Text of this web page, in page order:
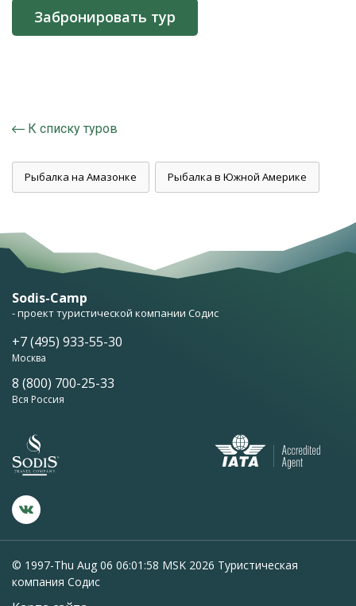
Забронировать тур
К списку туров
Рыбалка на Амазонке Рыбалка в Южной Америке
Sodis-Camp
- проект туристической компании Содис
+7 (495) 933-55-30
Москва
8 (800) 700-25-33
Вся Россия
© 1997-Thu Aug 06 06:01:58 MSK 2026 Туристическая
компания Содис